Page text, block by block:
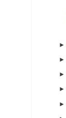
►
►
►
►
►